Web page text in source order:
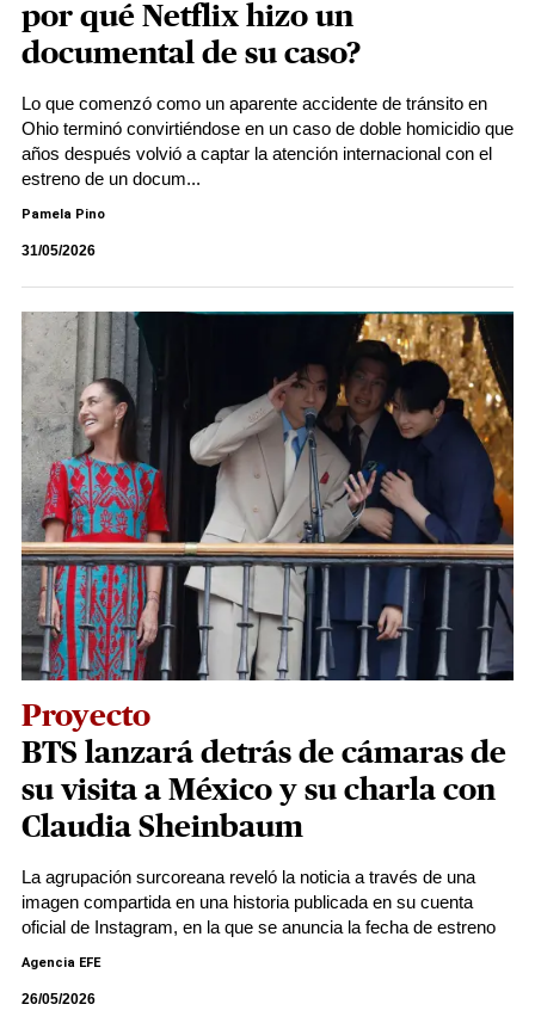
por qué Netflix hizo un
documental de su caso?
Lo que comenzó como un aparente accidente de tránsito en
Ohio terminó convirtiéndose en un caso de doble homicidio que
años después volvió a captar la atención internacional con el
estreno de un docum...
Pamela Pino
31/05/2026
Proyecto
BTS lanzará detrás de cámaras de
su visita a México y su charla con
Claudia Sheinbaum
La agrupación surcoreana reveló la noticia a través de una
imagen compartida en una historia publicada en su cuenta
oficial de Instagram, en la que se anuncia la fecha de estreno
Agencia EFE
26/05/2026